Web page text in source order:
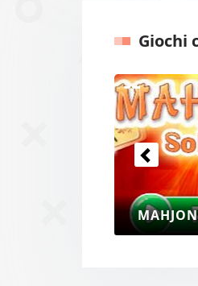
Giochi
Precedente